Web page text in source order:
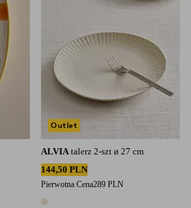
ALVIA talerz 2-szt ø 27 cm
144,50 PLN
Pierwotna Cena289 PLN
Outlet